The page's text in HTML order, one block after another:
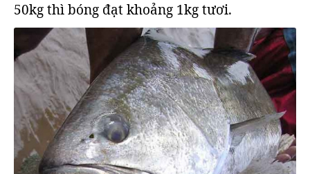
50kg thì bóng đạt khoảng 1kg tươi.